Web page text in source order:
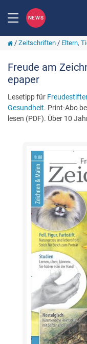
NEWS
/ Zeitschriften/ Eltern,
Freude am
epaper
Lesetipp für
Gesundheit. Print-Abo
lesen (PDF). Über 10